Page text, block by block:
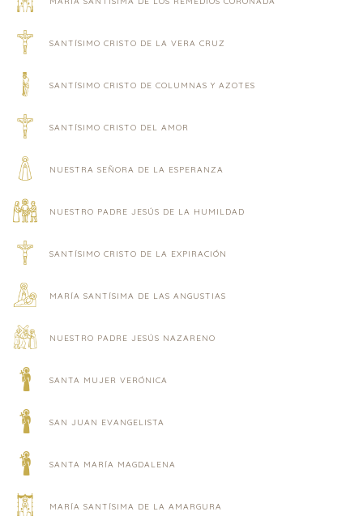
SANTÍSIMO CRISTO DE LA VERA CRUZ
SANTÍSIMO CRISTO DE COLUMNAS Y AZOTES
SANTÍSIMO CRISTO DEL AMOR
NUESTRA SEÑORA DE LA ESPERANZA
NUESTRO PADRE JESÚS DE LA HUMILDAD
SANTÍSIMO CRISTO DE LA EXPIRACIÓN
MARÍA SANTÍSIMA DE LAS ANGUSTIAS
NUESTRO PADRE JESÚS NAZARENO
SANTA MUJER VERÓNICA
SAN JUAN EVANGELISTA
SANTA MARÍA MAGDALENA
MARÍA SANTÍSIMA DE LA AMARGURA